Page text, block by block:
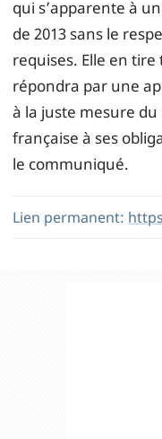
qui s’apparente à
de 2013 sans le
requises. Elle en
répondra par une
à la juste mesure
française à ses
le communiqué.
Lien permanent: